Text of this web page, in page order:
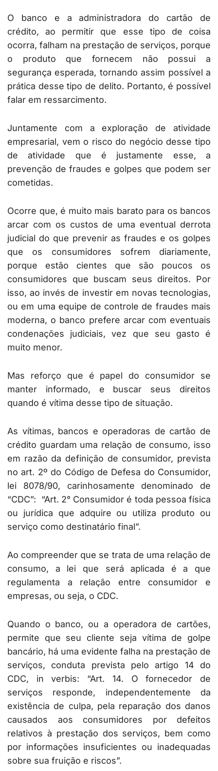
O banco e a administradora do cartão de
crédito, ao permitir que esse tipo de coisa
ocorra, falham na prestação de serviços, porque
o produto que fornecem não possui a
segurança esperada, tornando assim possível a
prática desse tipo de delito. Portanto, é possível
falar em ressarcimento.
Juntamente com a exploração de atividade
empresarial, vem o risco do negócio desse tipo
de atividade que é justamente esse, a
prevenção de fraudes e golpes que podem ser
cometidas.
Ocorre que, é muito mais barato para os bancos
arcar com os custos de uma eventual derrota
judicial do que prevenir as fraudes e os golpes
que os consumidores sofrem diariamente,
porque estão cientes que são poucos os
consumidores que buscam seus direitos. Por
isso, ao invés de investir em novas tecnologias,
ou em uma equipe de controle de fraudes mais
moderna, o banco prefere arcar com eventuais
condenações judiciais, vez que seu gasto é
muito menor.
Mas reforço que é papel do consumidor se
manter informado, e buscar seus direitos
quando é vítima desse tipo de situação.
As vítimas, bancos e operadoras de cartão de
crédito guardam uma relação de consumo, isso
em razão da definição de consumidor, prevista
no art. 2º do Código de Defesa do Consumidor,
lei 8078/90, carinhosamente denominado de
“CDC”: “Art. 2° Consumidor é toda pessoa física
ou jurídica que adquire ou utiliza produto ou
serviço como destinatário final”.
Ao compreender que se trata de uma relação de
consumo, a lei que será aplicada é a que
regulamenta a relação entre consumidor e
empresas, ou seja, o CDC.
Quando o banco, ou a operadora de cartões,
permite que seu cliente seja vítima de golpe
bancário, há uma evidente falha na prestação de
serviços, conduta prevista pelo artigo 14 do
CDC, in verbis: “Art. 14. O fornecedor de
serviços responde, independentemente da
existência de culpa, pela reparação dos danos
causados aos consumidores por defeitos
relativos à prestação dos serviços, bem como
por informações insuficientes ou inadequadas
sobre sua fruição e riscos”.